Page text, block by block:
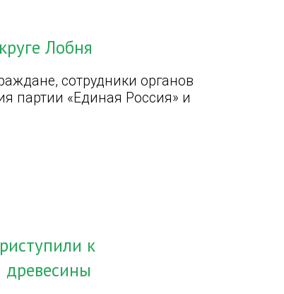
Лобня
сотрудники органов
партии «Единая Россия» и
к